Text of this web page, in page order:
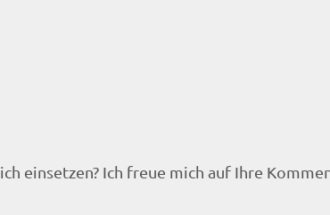
einsetzen? Ich freue mich auf Ihre